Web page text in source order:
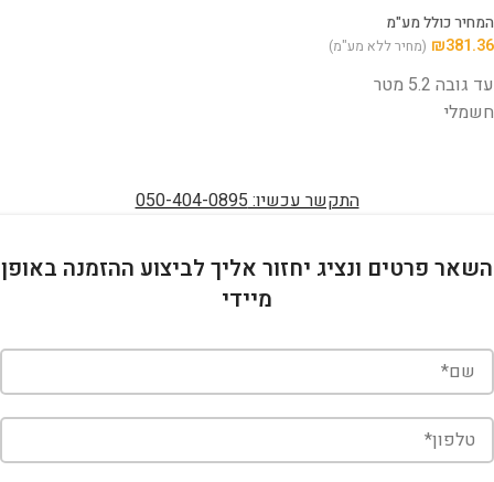
המחיר כולל מע"מ
₪381.36 (מחיר ללא מע"מ)
עד גובה 5.2 מטר
חשמלי
התקשר עכשיו: 050-404-0895
השאר פרטים ונציג יחזור אליך לביצוע ההזמנה באופן
מיידי